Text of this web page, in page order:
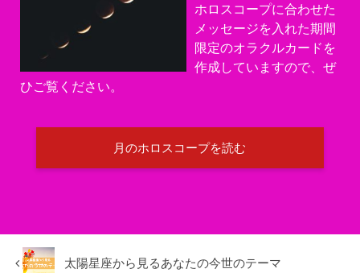
ホロスコープに合わせた
メッセージを入れた期間
限定のオラクルカードを
作成していますので、ぜ
ひご覧ください。
月のホロスコープを読む
太陽星座から見るあなたの今世のテーマ